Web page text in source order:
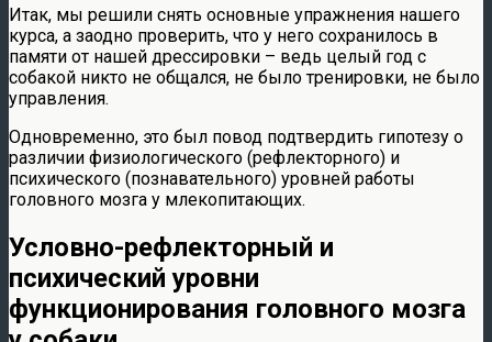
Итак, мы решили снять основные упражнения нашего
курса, а заодно проверить, что у него сохранилось в
памяти от нашей дрессировки – ведь целый год с
собакой никто не общался, не было тренировки, не было
управления.
Одновременно, это был повод подтвердить гипотезу о
различии физиологического (рефлекторного) и
психического (познавательного) уровней работы
головного мозга у млекопитающих.
Условно-рефлекторный и
психический уровни
функционирования головного мозга